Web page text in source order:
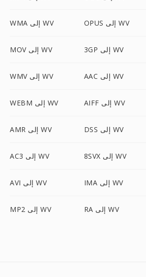
WMA إلى WV OPUS إلى WV
MOV إلى WV 3GP إلى WV
WMV إلى WV AAC إلى WV
WEBM إلى WV AIFF إلى WV
AMR إلى WV DSS إلى WV
AC3 إلى WV 8SVX إلى WV
AVI إلى WV IMA إلى WV
MP2 إلى WV RA إلى WV